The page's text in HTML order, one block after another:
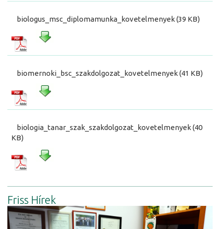
biologus_msc_diplomamunka_kovetelmenyek (39 KB)
biomernoki_bsc_szakdolgozat_kovetelmenyek (41 KB)
biologia_tanar_szak_szakdolgozat_kovetelmenyek (40
KB)
Friss Hírek